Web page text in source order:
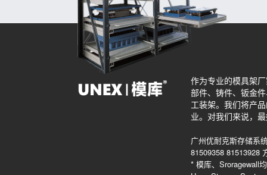
作为专业的模具架
部件、铸件、钣金
工装架。我们将产
业。对我们来说，
广州优耐克斯存储系
81509358 81513928
* 模库、Sroragewall